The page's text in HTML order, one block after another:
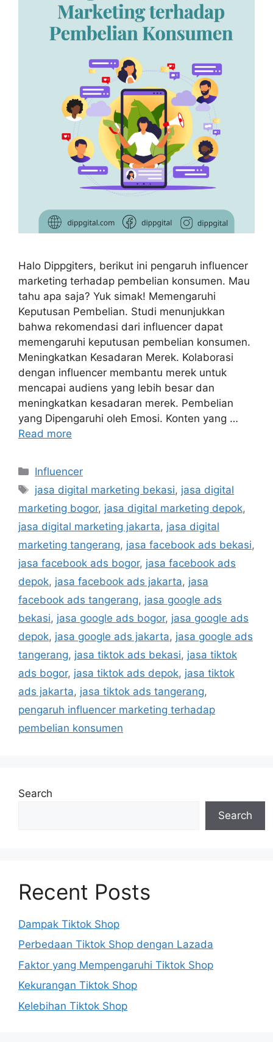
Halo Dippgiters, berikut ini pengaruh influencer
marketing terhadap pembelian konsumen. Mau
tahu apa saja? Yuk simak! Memengaruhi
Keputusan Pembelian. Studi menunjukkan
bahwa rekomendasi dari influencer dapat
memengaruhi keputusan pembelian konsumen.
Meningkatkan Kesadaran Merek. Kolaborasi
dengan influencer membantu merek untuk
mencapai audiens yang lebih besar dan
meningkatkan kesadaran merek. Pembelian
yang Dipengaruhi oleh Emosi. Konten yang …
Read more
Influencer
jasa digital marketing bekasi, jasa digital
marketing bogor, jasa digital marketing depok,
jasa digital marketing jakarta, jasa digital
marketing tangerang, jasa facebook ads bekasi,
jasa facebook ads bogor, jasa facebook ads
depok, jasa facebook ads jakarta, jasa
facebook ads tangerang, jasa google ads
bekasi, jasa google ads bogor, jasa google ads
depok, jasa google ads jakarta, jasa google ads
tangerang, jasa tiktok ads bekasi, jasa tiktok
ads bogor, jasa tiktok ads depok, jasa tiktok
ads jakarta, jasa tiktok ads tangerang,
pengaruh influencer marketing terhadap
pembelian konsumen
Search
Search
Recent Posts
Dampak Tiktok Shop
Perbedaan Tiktok Shop dengan Lazada
Faktor yang Mempengaruhi Tiktok Shop
Kekurangan Tiktok Shop
Kelebihan Tiktok Shop